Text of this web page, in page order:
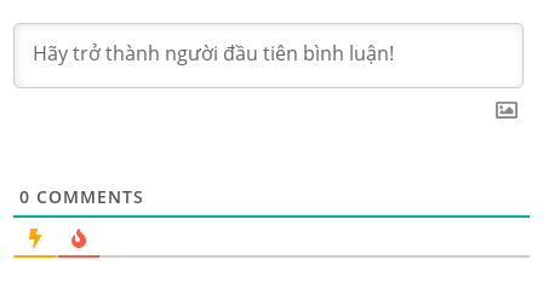
0 COMMENTS